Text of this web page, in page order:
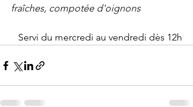
fraîches, compotée d'oignons
Servi du mercredi au vendredi dès 12h